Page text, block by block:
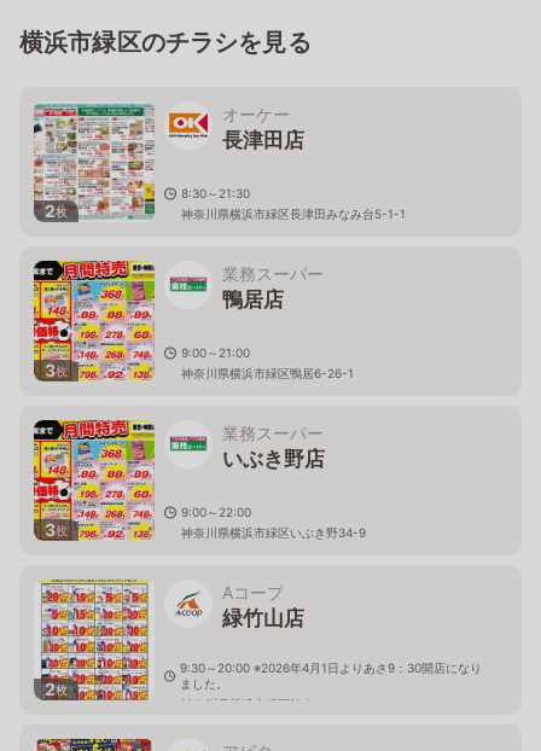
横浜市緑区のチラシを見る
2枚
オーケー
長津田店
8:30～21:30
神奈川県横浜市緑区長津田みなみ台5-1-1
3枚
業務スーパー
鴨居店
9:00～21:00
神奈川県横浜市緑区鴨居6-26-1
3枚
業務スーパー
いぶき野店
9:00～22:00
神奈川県横浜市緑区いぶき野34-9
2枚
Aコープ
緑竹山店
9:30～20:00 ※2026年4月1日よりあさ9：30開店になり
ました。
神奈川県横浜市緑区竹山３－１－７